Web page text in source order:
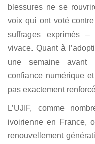
blessures ne se
voix qui ont voté
suffrages exprimés
vivace. Quant à
une semaine avant
confiance numérique
pas exactement
L’UJIF, comme
ivoirienne en France,
renouvellement